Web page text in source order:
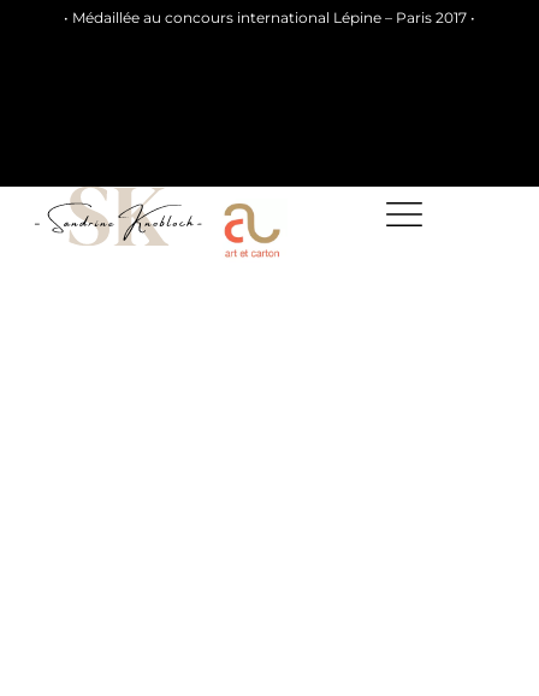
• Médaillée au concours international Lépine – Paris 2017 •